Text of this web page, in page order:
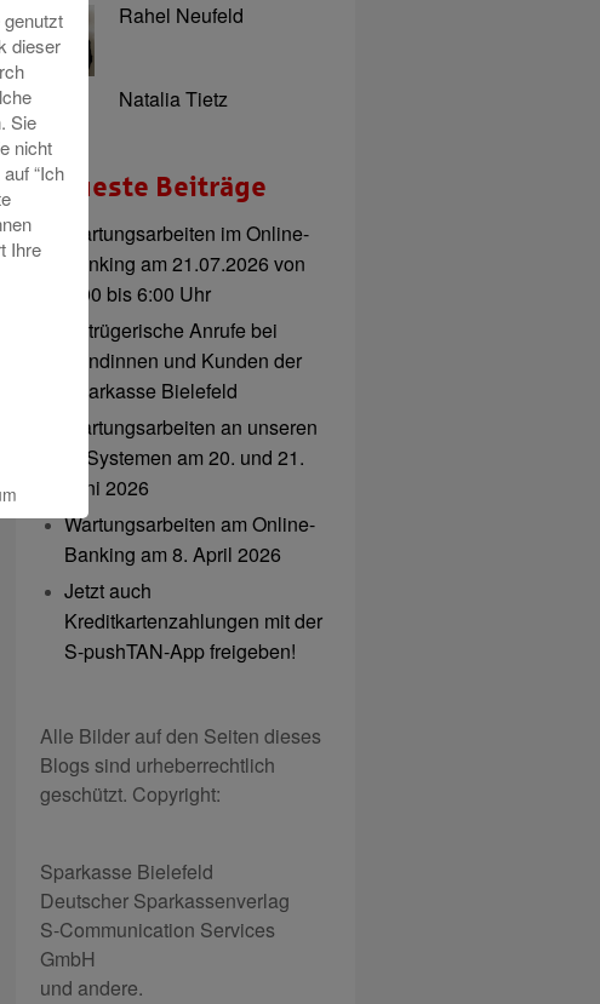
Rahel Neufeld
Natalia Tietz
Neueste Beiträge
Wartungsarbeiten im Online-
Banking am 21.07.2026 von
3:00 bis 6:00 Uhr
Betrügerische Anrufe bei
Kundinnen und Kunden der
Sparkasse Bielefeld
Wartungsarbeiten an unseren
IT-Systemen am 20. und 21.
Juni 2026
Wartungsarbeiten am Online-
Banking am 8. April 2026
Jetzt auch
Kreditkartenzahlungen mit der
S-pushTAN-App freigeben!
Alle Bilder auf den Seiten dieses
Blogs sind urheberrechtlich
geschützt. Copyright:
Sparkasse Bielefeld
Deutscher Sparkassenverlag
S-Communication Services
GmbH
und andere.
dieser
Sie
nicht
“Ich
Ihre